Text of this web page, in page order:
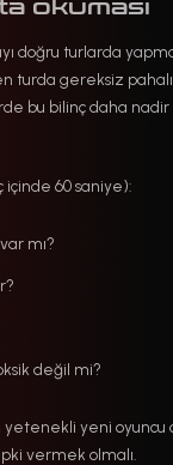
okuması
doğru turlarda
turda gereksiz pahalı
bu bilinç daha nadir
içinde 60 saniye):
mı?
değil mi?
yetenekli yeni oyuncu
vermek olmalı.